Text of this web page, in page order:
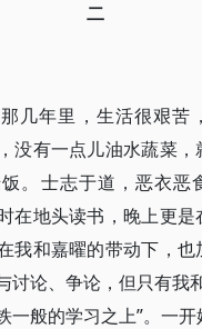
二
几年里，生活很艰苦
没有一点儿油水蔬菜，
。士志于道，恶衣恶
在地头读书，晚上更是
我和嘉曜的带动下，也
讨论、争论，但只有我
一般的学习之上”。一